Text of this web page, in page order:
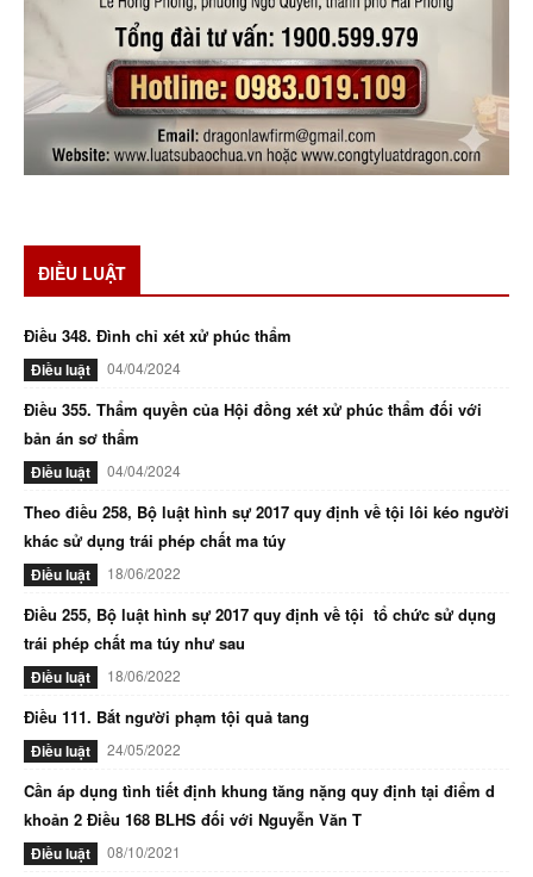
ĐIỀU LUẬT
Điều 348. Đình chỉ xét xử phúc thẩm
Điều luật 04/04/2024
Điều 355. Thẩm quyền của Hội đồng xét xử phúc thẩm đối với
bản án sơ thẩm
Điều luật 04/04/2024
Theo điều 258, Bộ luật hình sự 2017 quy định về tội lôi kéo người
khác sử dụng trái phép chất ma túy
Điều luật 18/06/2022
Điều 255, Bộ luật hình sự 2017 quy định về tội tổ chức sử dụng
trái phép chất ma túy như sau
Điều luật 18/06/2022
Điều 111. Bắt người phạm tội quả tang
Điều luật 24/05/2022
Cần áp dụng tình tiết định khung tăng nặng quy định tại điểm d
khoản 2 Điều 168 BLHS đối với Nguyễn Văn T
Điều luật 08/10/2021